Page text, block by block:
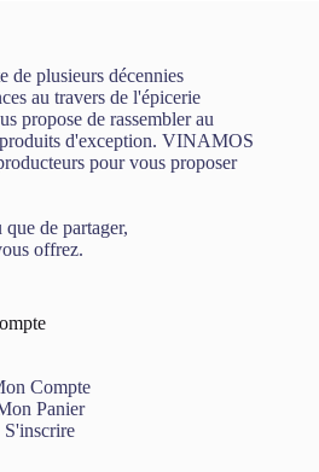
plusieurs décennies
au travers de l'épicerie
propose de rassembler au
d'exception. VINAMOS
pour vous proposer
de partager,
offrez.
Compte
Panier
S'inscrire